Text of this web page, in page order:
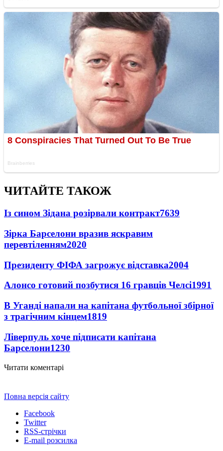
ЧИТАЙТЕ ТАКОЖ
Із сином Зідана розірвали контракт7639
Зірка Барселони вразив яскравим
перевтіленням2020
Президенту ФІФА загрожує відставка2004
Алонсо готовий позбутися 16 гравців Челсі1991
В Уганді напали на капітана футбольної збірної
з трагічним кінцем1819
Ліверпуль хоче підписати капітана
Барселони1230
Читати коментарі
Повна версія сайту
Facebook
Twitter
RSS-стрічки
E-mail розсилка